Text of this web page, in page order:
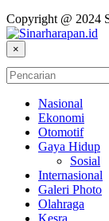
Copyright @ 2024
×
Nasional
Ekonomi
Otomotif
Gaya Hidup
Sosial
Internasional
Galeri Photo
Olahraga